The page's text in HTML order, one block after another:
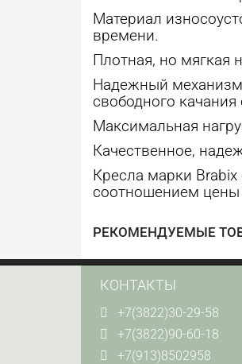
Материал
времени.
Плотная, но мягкая
Надежный механизм
свободного
Максимальная
Качественное,
Кресла марки
соотношением цены
РЕКОМЕНДУЕМЫЕ
КОНТАКТЫ
+7(3822)30-29-58
+7(3822)90-60-18
+7(913)8502958